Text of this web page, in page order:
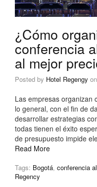
¿Cómo
conferencia
al mejor
Posted by Hotel Regengy on
Las empresas organizan
lo general, con el fin de
desarrollar estrategias
todas tienen el éxito
de presupuesto impide
Read More
Tags: Bogotá, conferencia
Regency